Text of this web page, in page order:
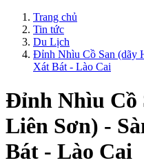
Trang chủ
Tin tức
Du Lịch
Đỉnh Nhìu Cồ San (dãy
Xát Bát - Lào Cai
Đỉnh Nhìu Cồ
Liên Sơn) -
Bát - Lào Cai